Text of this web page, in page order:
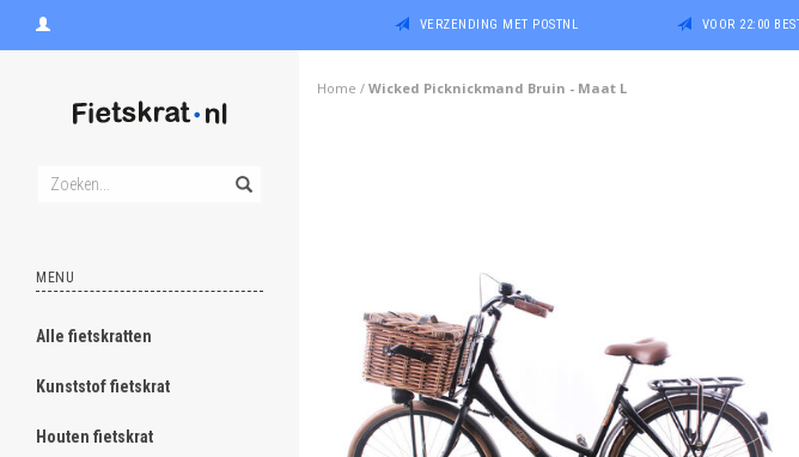
VERZENDING MET POSTNL VOOR 22:00
MENU
Alle fietskratten
Kunststof fietskrat
Houten fietskrat
Home / Wicked Picknickmand Bruin - Maat L